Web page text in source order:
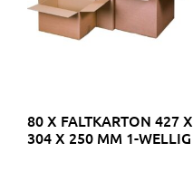
80 X FALTKARTON 427 X
304 X 250 MM 1-WELLIG